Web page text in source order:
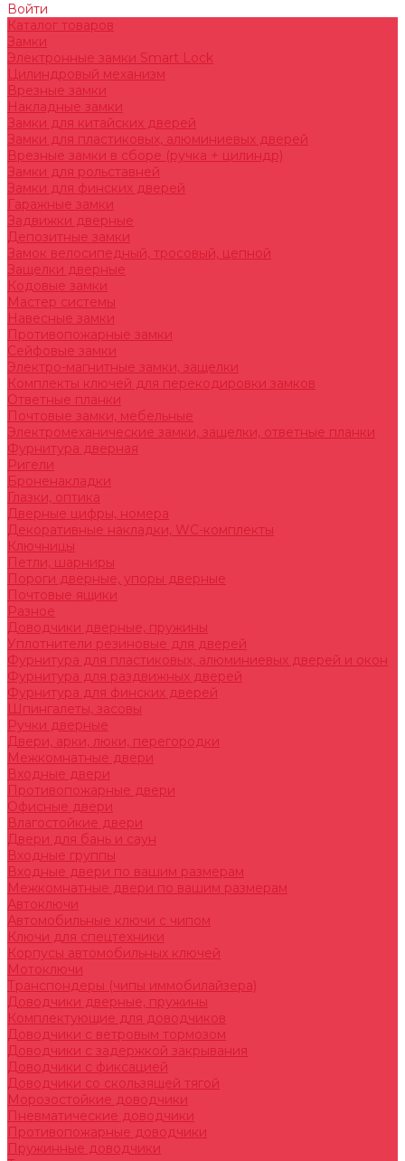
Войти
Каталог товаров
Замки
Электронные замки Smart Lock
Цилиндровый механизм
Врезные замки
Накладные замки
Замки для китайских дверей
Замки для пластиковых, алюминиевых дверей
Врезные замки в сборе (ручка + цилиндр)
Замки для рольставней
Замки для финских дверей
Гаражные замки
Задвижки дверные
Депозитные замки
Замок велосипедный, тросовый, цепной
Защелки дверные
Кодовые замки
Мастер системы
Навесные замки
Противопожарные замки
Сейфовые замки
Электро-магнитные замки, защелки
Комплекты ключей для перекодировки замков
Ответные планки
Почтовые замки, мебельные
Электромеханические замки, защелки, ответные планки
Фурнитура дверная
Ригели
Броненакладки
Глазки, оптика
Дверные цифры, номера
Декоративные накладки, WC-комплекты
Ключницы
Петли, шарниры
Пороги дверные, упоры дверные
Почтовые ящики
Разное
Доводчики дверные, пружины
Уплотнители резиновые для дверей
Фурнитура для пластиковых, алюминиевых дверей и окон
Фурнитура для раздвижных дверей
Фурнитура для финских дверей
Шпингалеты, засовы
Ручки дверные
Двери, арки, люки, перегородки
Межкомнатные двери
Входные двери
Противопожарные двери
Офисные двери
Влагостойкие двери
Двери для бань и саун
Входные группы
Входные двери по вашим размерам
Межкомнатные двери по вашим размерам
Автоключи
Автомобильные ключи с чипом
Ключи для спецтехники
Корпусы автомобильных ключей
Мотоключи
Транспондеры (чипы иммобилайзера)
Доводчики дверные, пружины
Комплектующие для доводчиков
Доводчики с ветровым тормозом
Доводчики с задержкой закрывания
Доводчики с фиксацией
Доводчики со скользящей тягой
Морозостойкие доводчики
Пневматические доводчики
Противопожарные доводчики
Пружинные доводчики